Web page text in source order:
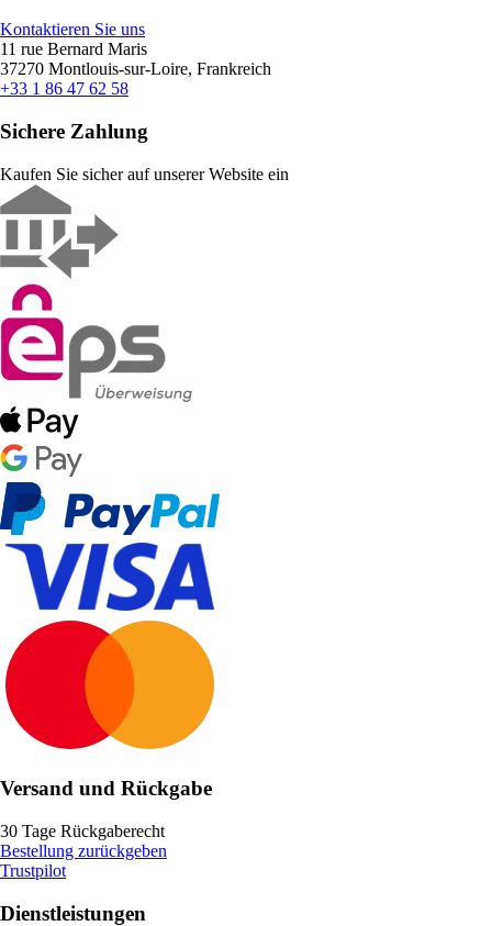
Kontaktieren Sie uns
11 rue Bernard Maris
37270 Montlouis-sur-Loire, Frankreich
+33 1 86 47 62 58
Sichere Zahlung
Kaufen Sie sicher auf unserer Website ein
Versand und Rückgabe
30 Tage Rückgaberecht
Bestellung zurückgeben
Trustpilot
Dienstleistungen